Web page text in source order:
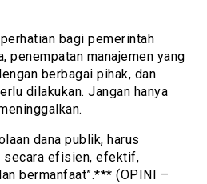
bagi pemerintah
penempatan manajemen yang
berbagai pihak, dan
dilakukan. Jangan hanya
dana publik, harus
secara efisien, efektif,
bermanfaat”.*** (OPINI –